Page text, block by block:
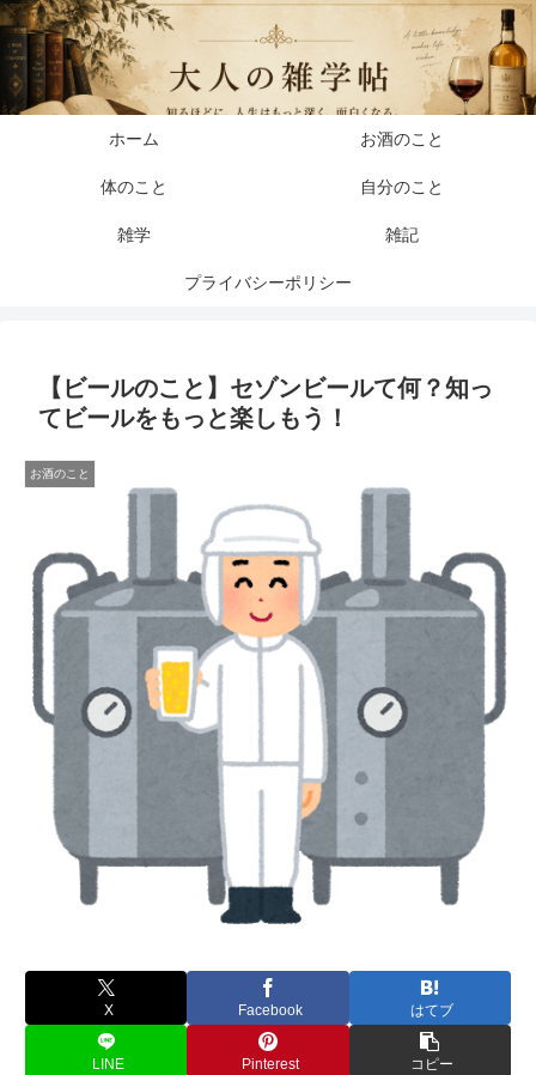
ホーム お酒のこと
体のこと 自分のこと
雑学 雑記
プライバシーポリシー
【ビールのこと】セゾンビールて何？知っ
てビールをもっと楽しもう！
お酒のこと
X Facebook はてブ
LINE Pinterest コピー